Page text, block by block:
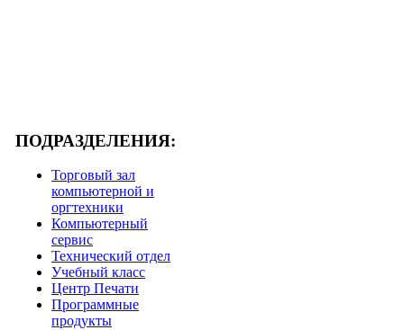
ПОДРАЗДЕЛЕНИЯ:
Торговый зал
компьютерной и
оргтехники
Компьютерный
сервис
Технический отдел
Учебный класс
Центр Печати
Программные
продукты